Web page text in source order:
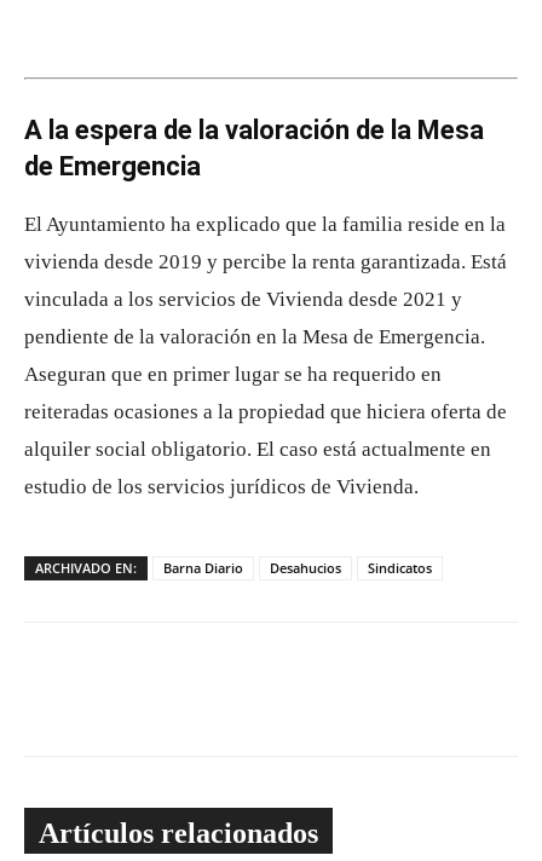
A la espera de la valoración de la Mesa
de Emergencia
El Ayuntamiento ha explicado que la familia reside en la
vivienda desde 2019 y percibe la renta garantizada. Está
vinculada a los servicios de Vivienda desde 2021 y
pendiente de la valoración en la Mesa de Emergencia.
Aseguran que en primer lugar se ha requerido en
reiteradas ocasiones a la propiedad que hiciera oferta de
alquiler social obligatorio. El caso está actualmente en
estudio de los servicios jurídicos de Vivienda.
ARCHIVADO EN: Barna Diario Desahucios Sindicatos
Artículos relacionados